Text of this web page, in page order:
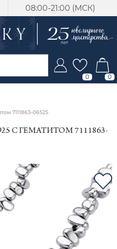
08:00-21:00 (МСК)
0 0
7111863-06525
С ГЕМАТИТОМ 7111863-
с